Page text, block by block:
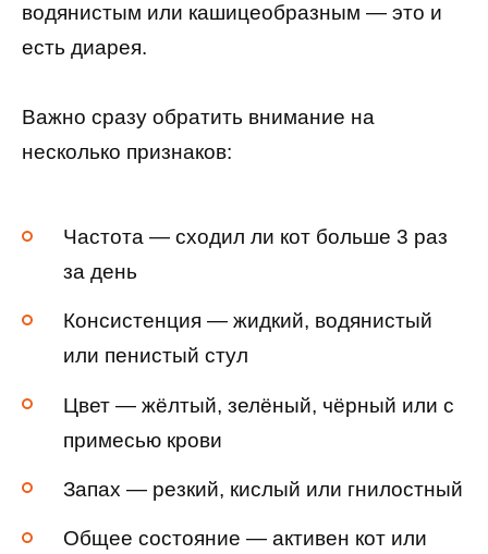
водянистым или кашицеобразным — это и
есть диарея.
Важно сразу обратить внимание на
несколько признаков:
Частота — сходил ли кот больше 3 раз
за день
Консистенция — жидкий, водянистый
или пенистый стул
Цвет — жёлтый, зелёный, чёрный или с
примесью крови
Запах — резкий, кислый или гнилостный
Общее состояние — активен кот или